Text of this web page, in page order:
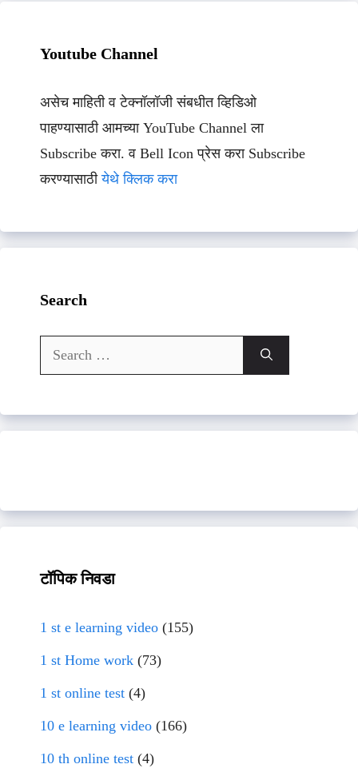
Youtube Channel
असेच माहिती व टेक्नॉलॉजी संबधीत व्हिडिओ
पाहण्यासाठी आमच्या YouTube Channel ला
Subscribe करा. व Bell Icon प्रेस करा Subscribe
करण्यासाठीयेथे क्लिक करा
Search
Search
for:
टॉपिक निवडा
1 st e learning video (155)
1 st Home work (73)
1 st online test (4)
10 e learning video (166)
10 th online test (4)